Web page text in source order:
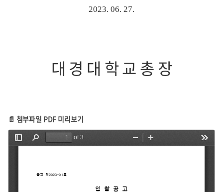
2023. 06. 27.
대 경 대 학 교 총 장
📄 첨부파일 PDF 미리보기